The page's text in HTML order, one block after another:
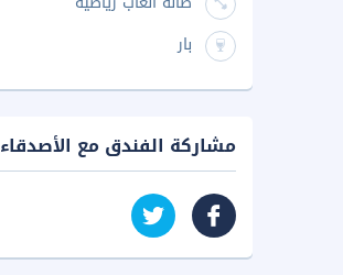
بار
مشاركة الفندق مع الأصدقاء